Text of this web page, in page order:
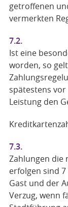
getroffenen
vermerkten
7.2.
Ist eine
worden, so
spätestens
Leistung den
7.3.
Zahlungen die
erfolgen sind
Gast und der
Verzug, wenn